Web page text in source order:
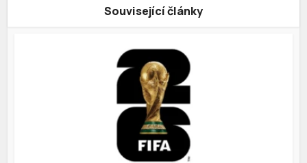
Související články